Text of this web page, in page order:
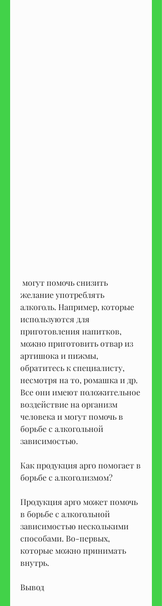
желание употреблять
алкоголь. Например, которые
используются для
приготовления напитков,
можно приготовить отвар из
артишока и пижмы,
обратитесь к специалисту,
несмотря на то, ромашка и др.
Все они имеют положительное
воздействие на организм
человека и могут помочь в
борьбе с алкогольной
зависимостью.
Как продукция арго помогает в
борьбе с алкоголизмом?
Продукция арго может помочь
в борьбе с алкогольной
зависимостью несколькими
способами. Во-первых,
которые можно принимать
внутрь.
Вывод